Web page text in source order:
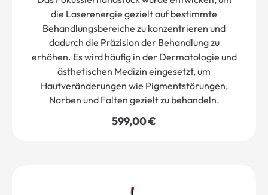
die Laserenergie gezielt auf bestimmte
Behandlungsbereiche zu konzentrieren und
dadurch die Präzision der Behandlung zu
erhöhen. Es wird häufig in der Dermatologie und
ästhetischen Medizin eingesetzt, um
Hautveränderungen wie Pigmentstörungen,
Narben und Falten gezielt zu behandeln.
599,00€